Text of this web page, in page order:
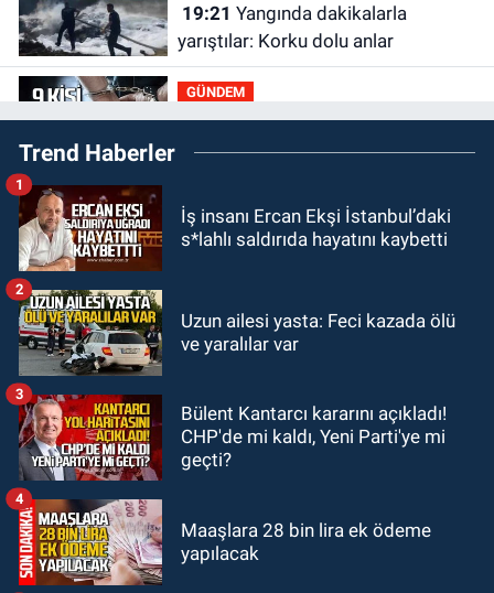
19:21
yarıştılar: Korku dolu anlar
GÜNDEM
19:12Polis 9 kişi yakaladı 2 kişi
tutuklandı
18:47Emekli öğretmenler kahve
köşelerine mahkum edildi
16:30Zonguldakspor için
Zonguldak
15:41Zeki Tosun ölümünün birinci
yılında mezarı başında anıldı.
Trend Haberler
İş insanı Ercan Ekşi İstanbul’daki
s*lahlı saldırıda hayatını kaybetti
1
Uzun ailesi yasta: Feci kazada ölü
ve yaralılar var
2
Bülent Kantarcı kararını açıkladı!
CHP'de mi kaldı, Yeni Parti'ye mi
geçti?
3
Maaşlara 28 bin lira ek ödeme
yapılacak
4